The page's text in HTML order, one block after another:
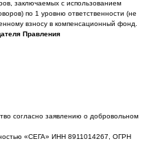
заключаемых с использованием
по 1 уровню ответственности (не
взносу в компенсационный фонд.
Правления
согласно заявлению о добровольном
«СЕГА» ИНН 8911014267, ОГРН